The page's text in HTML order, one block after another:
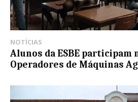
NOTÍCIAS
Alunos da ESBE participam
Operadores de Máquinas